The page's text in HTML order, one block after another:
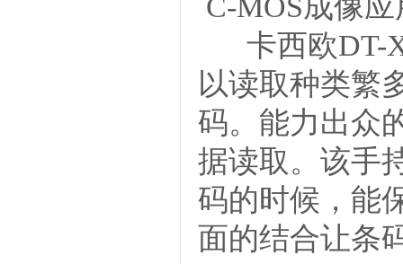
C-MOS成像
卡西欧DT-
以读取种类繁
码。能力出众
据读取。该手
码的时候，能
面的结合让条